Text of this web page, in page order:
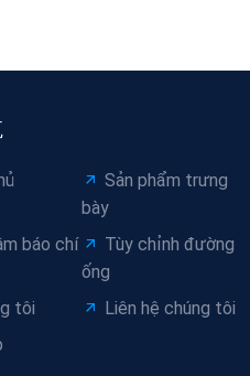
Sản phẩm trưng
bày
báo chí
Tùy chỉnh đường
ống
tôi
Liên hệ chúng tôi